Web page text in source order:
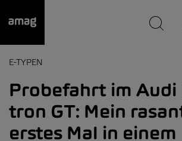
wurde als Ihre Garage
E-TYPEN
Probefahrt im Audi
tron GT: Mein
erstes Mal in einem